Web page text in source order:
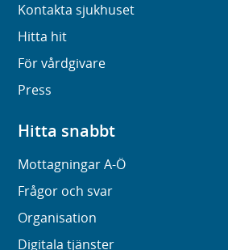
Kontakta sjukhuset
Hitta hit
För vårdgivare
Press
Hitta snabbt
Mottagningar A-Ö
Frågor och svar
Organisation
Digitala tjänster